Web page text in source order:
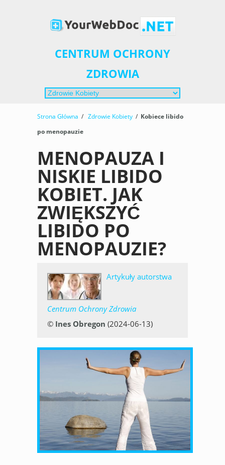
CENTRUM OCHRONY
ZDROWIA
Strona Główna / Zdrowie Kobiety / Kobiece libido
po menopauzie
MENOPAUZA I
NISKIE LIBIDO
KOBIET. JAK
ZWIĘKSZYĆ
LIBIDO PO
MENOPAUZIE?
Artykuły autorstwa
Centrum Ochrony Zdrowia
© Ines Obregon (2024-06-13)